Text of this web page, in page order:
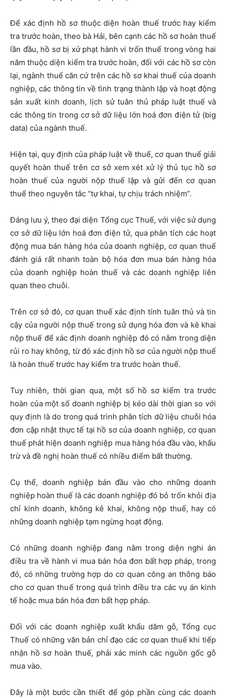
Để xác định hồ sơ thuộc diện hoàn thuế trước hay kiểm
tra trước hoàn, theo bà Hải, bên cạnh các hồ sơ hoàn thuế
lần đầu, hồ sơ bị xử phạt hành vi trốn thuế trong vòng hai
năm thuộc diện kiểm tra trước hoàn, đối với các hồ sơ còn
lại, ngành thuế căn cứ trên các hồ sơ khai thuế của doanh
nghiệp, các thông tin về tình trạng thành lập và hoạt động
sản xuất kinh doanh, lịch sử tuân thủ pháp luật thuế và
các thông tin trong cơ sở dữ liệu lớn hoá đơn điện tử (big
data) của ngành thuế.
Hiện tại, quy định của pháp luật về thuế, cơ quan thuế giải
quyết hoàn thuế trên cơ sở xem xét xử lý thủ tục hồ sơ
hoàn thuế của người nộp thuế lập và gửi đến cơ quan
thuế theo nguyên tắc “tự khai, tự chịu trách nhiệm”.
Đáng lưu ý, theo đại diện Tổng cục Thuế, với việc sử dụng
cơ sở dữ liệu lớn hoá đơn điện tử, qua phân tích các hoạt
động mua bán hàng hóa của doanh nghiệp, cơ quan thuế
đánh giá rất nhanh toàn bộ hóa đơn mua bán hàng hóa
của doanh nghiệp hoàn thuế và các doanh nghiệp liên
quan theo chuỗi.
Trên cơ sở đó, cơ quan thuế xác định tính tuân thủ và tin
cậy của người nộp thuế trong sử dụng hóa đơn và kê khai
nộp thuế để xác định doanh nghiệp đó có nằm trong diện
rủi ro hay không, từ đó xác định hồ sơ của người nộp thuế
là hoàn thuế trước hay kiểm tra trước hoàn thuế.
Tuy nhiên, thời gian qua, một số hồ sơ kiểm tra trước
hoàn của một số doanh nghiệp bị kéo dài thời gian so với
quy định là do trong quá trình phân tích dữ liệu chuỗi hóa
đơn cập nhật thực tế tại hồ sơ của doanh nghiệp, cơ quan
thuế phát hiện doanh nghiệp mua hàng hóa đầu vào, khấu
trừ và đề nghị hoàn thuế có nhiều điểm bất thường.
Cụ thể, doanh nghiệp bán đầu vào cho những doanh
nghiệp hoàn thuế là các doanh nghiệp đó bỏ trốn khỏi địa
chỉ kinh doanh, không kê khai, không nộp thuế, hay có
những doanh nghiệp tạm ngừng hoạt động.
Có những doanh nghiệp đang nằm trong diện nghi án
điều tra về hành vi mua bán hóa đơn bất hợp pháp, trong
đó, có những trường hợp do cơ quan công an thông báo
cho cơ quan thuế trong quá trình điều tra các vụ án kinh
tế hoặc mua bán hóa đơn bất hợp pháp.
Đối với các doanh nghiệp xuất khẩu dăm gỗ, Tổng cục
Thuế có những văn bản chỉ đạo các cơ quan thuế khi tiếp
nhận hồ sơ hoàn thuế, phải xác minh các nguồn gốc gỗ
mua vào.
Đây là một bước cần thiết để góp phần cùng các doanh